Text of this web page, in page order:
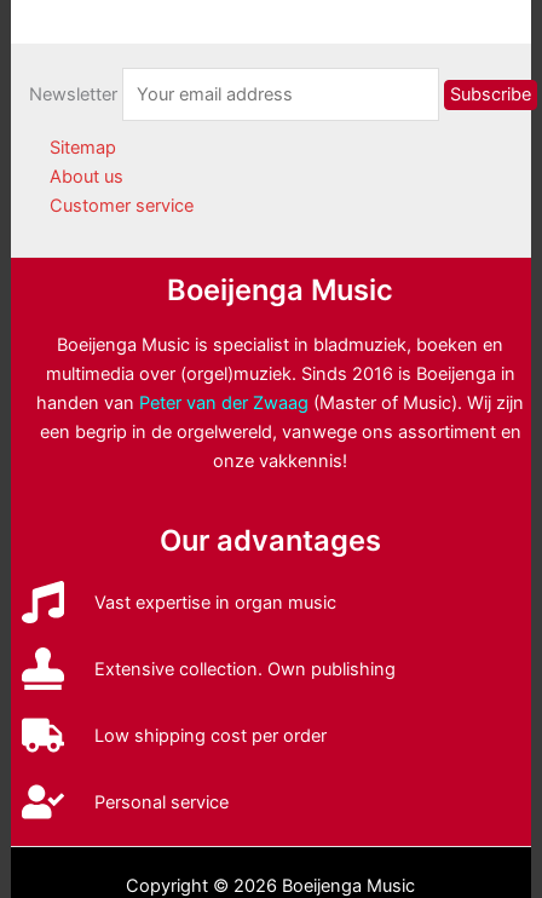
Newsletter
Sitemap
About us
Customer service
Boeijenga Music
Boeijenga Music is specialist in bladmuziek, boeken en
multimedia over (orgel)muziek. Sinds 2016 is Boeijenga in
handen van Peter van der Zwaag (Master of Music). Wij zijn
een begrip in de orgelwereld, vanwege ons assortiment en
onze vakkennis!
Our advantages
Vast expertise in organ music
Extensive collection. Own publishing
Low shipping cost per order
Personal service
Copyright © 2026 Boeijenga Music